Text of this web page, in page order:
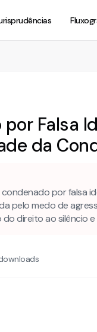
Falsa
da
por falsa
pelo medo de
direito ao silêncio